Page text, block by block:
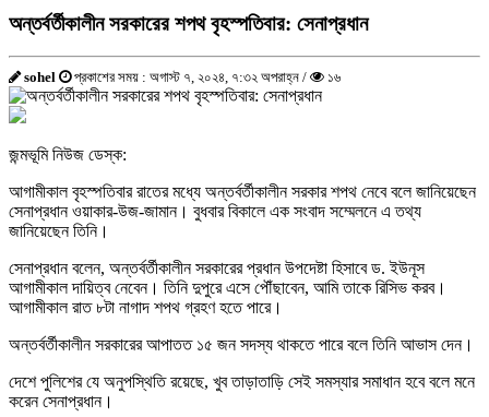
অন্তর্বর্তীকালীন সরকারের শপথ বৃহস্পতিবার: সেনাপ্রধান
sohel প্রকাশের সময় : অগাস্ট ৭, ২০২৪, ৭:৩২ অপরাহ্ন / ১৬
জন্মভূমি নিউজ ডেস্ক:
আগামীকাল বৃহস্পতিবার রাতের মধ্যে অন্তর্বর্তীকালীন সরকার শপথ নেবে বলে জানিয়েছেন
সেনাপ্রধান ওয়াকার-উজ-জামান। বুধবার বিকালে এক সংবাদ সম্মেলনে এ তথ্য
জানিয়েছেন তিনি।
সেনাপ্রধান বলেন, অন্তর্বর্তীকালীন সরকারের প্রধান উপদেষ্টা হিসাবে ড. ইউনূস
আগামীকাল দায়িত্ব নেবেন। তিনি দুপুরে এসে পৌঁছাবেন, আমি তাকে রিসিভ করব।
আগামীকাল রাত ৮টা নাগাদ শপথ গ্রহণ হতে পারে।
অন্তর্বর্তীকালীন সরকারের আপাতত ১৫ জন সদস্য থাকতে পারে বলে তিনি আভাস দেন।
দেশে পুলিশের যে অনুপস্থিতি রয়েছে, খুব তাড়াতাড়ি সেই সমস্যার সমাধান হবে বলে মনে
করেন সেনাপ্রধান।